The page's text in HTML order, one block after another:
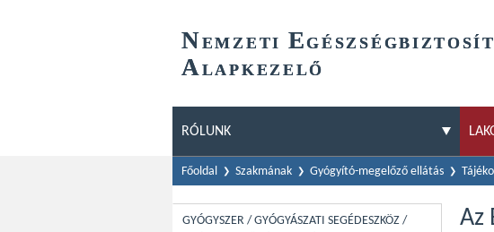
NEMZETI E
ALAPKEZELŐ
RÓLUNK
Főoldal Szakmának Gyógyító-megelőző ellátás
GYÓGYSZER / GYÓGYÁSZATI SEGÉDESZKÖZ /
Az